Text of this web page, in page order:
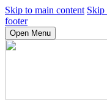
Skip to main content Skip
footer
Open Menu